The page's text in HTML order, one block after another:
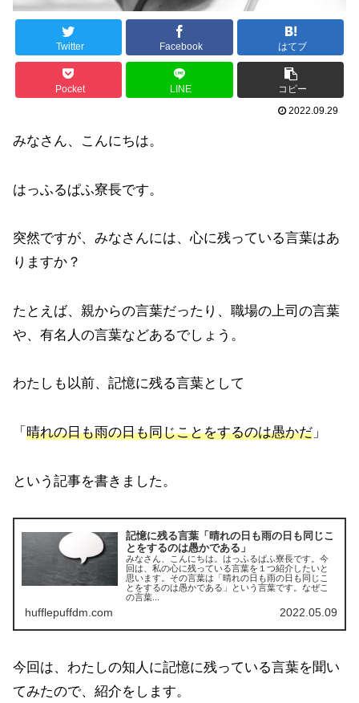
Twitter Facebook はてブ
Pocket LINE
コピー
2022.09.29
みなさん、こんにちは。
はっふるぱふ寮長です。
突然ですが、みなさんには、心に残っている言葉はあ
りますか？
たとえば、親からの言葉だったり、職場の上司の言葉
や、有名人の言葉などあるでしょう。
わたしも以前、記憶に残る言葉として
「 晴れの日も雨の日も同じことをするのは愚かだ 」
という記事を書きました。
記憶に残る言葉「晴れの日も雨の日も同じこ
とをするのは愚かである」
みなさん、こんにちは。はっふるぱふ寮長です。今
回は、私の心に残っている言葉を１つ紹介したいと
思います。その言葉は「晴れの日も雨の日も同じこ
とをするのは愚かである」という言葉です。なぜこ
の言葉...
hufflepuffdm.com 2022.05.09
今回は、わたしの知人に記憶に残っている言葉を聞い
てみたので、紹介をします。